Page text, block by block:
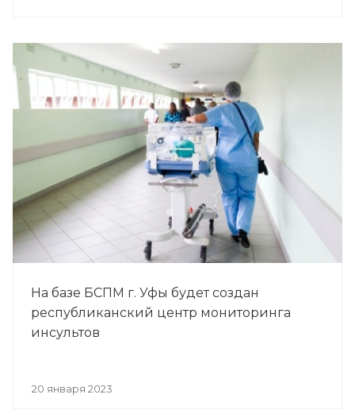
На базе БСПМ г. Уфы будет создан
республиканский центр мониторинга
инсультов
20 января 2023